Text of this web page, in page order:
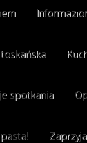
spotkania